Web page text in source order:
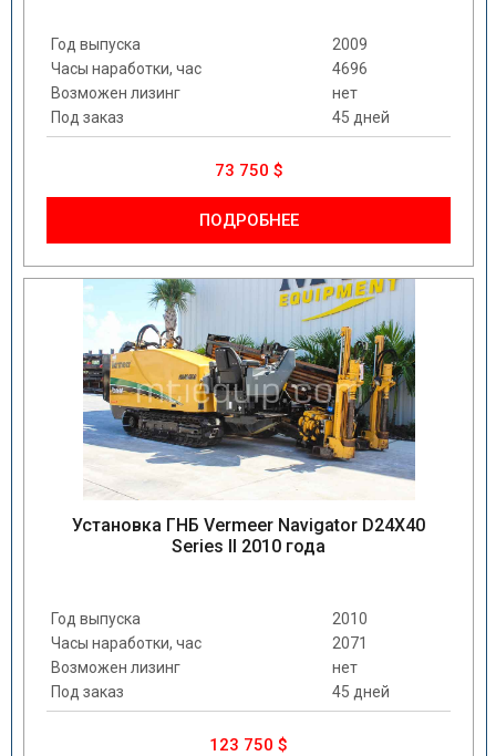
Год выпуска
2009
Часы наработки, час
4696
Возможен лизинг
нет
Под заказ
45 дней
73 750 $
ПОДРОБНЕЕ
Установка ГНБ Vermeer Navigator D24X40
Series II 2010 года
Год выпуска
2010
Часы наработки, час
2071
Возможен лизинг
нет
Под заказ
45 дней
123 750 $